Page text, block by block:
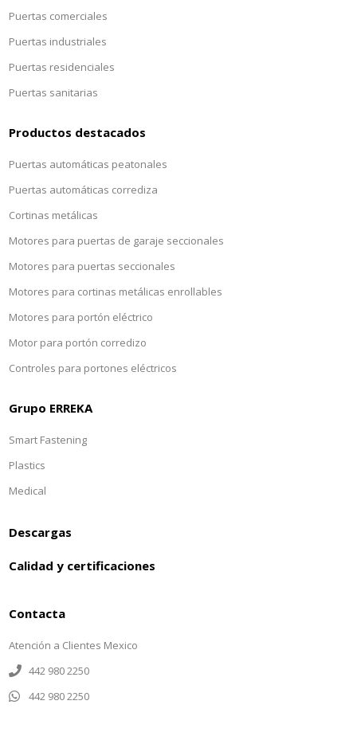
Puertas comerciales
Puertas industriales
Puertas residenciales
Puertas sanitarias
Productos destacados
Puertas automáticas peatonales
Puertas automáticas corrediza
Cortinas metálicas
Motores para puertas de garaje seccionales
Motores para puertas seccionales
Motores para cortinas metálicas enrollables
Motores para portón eléctrico
Motor para portón corredizo
Controles para portones eléctricos
Grupo ERREKA
Smart Fastening
Plastics
Medical
Descargas
Calidad y certificaciones
Contacta
Atención a Clientes Mexico
442 980 2250
442 980 2250